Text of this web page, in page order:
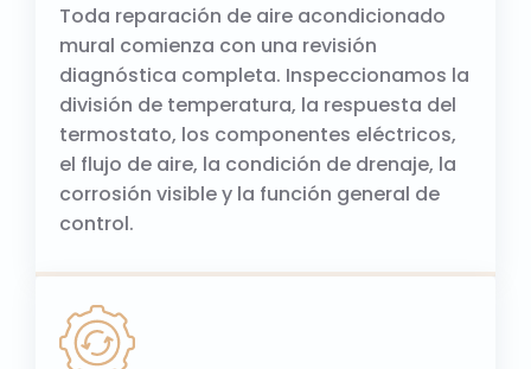
Toda reparación de aire acondicionado
mural comienza con una revisión
diagnóstica completa. Inspeccionamos la
división de temperatura, la respuesta del
termostato, los componentes eléctricos,
el flujo de aire, la condición de drenaje, la
corrosión visible y la función general de
control.